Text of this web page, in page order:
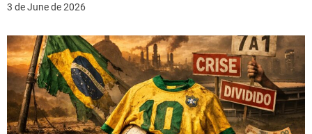
3 de June de 2026